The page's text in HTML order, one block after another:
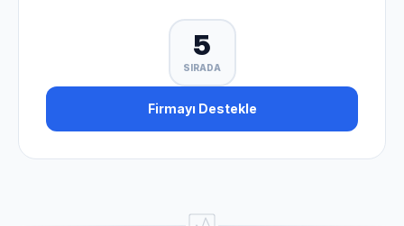
5
SIRADA
Firmayı Destekle